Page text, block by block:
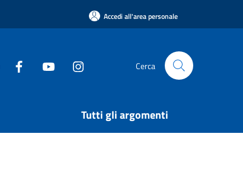
Accedi all'area personale
Cerca
Tutti gli argomenti